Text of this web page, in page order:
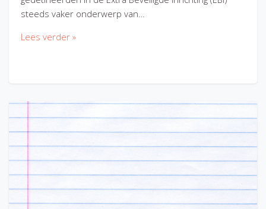
steeds vaker onderwerp van…
Lees verder »